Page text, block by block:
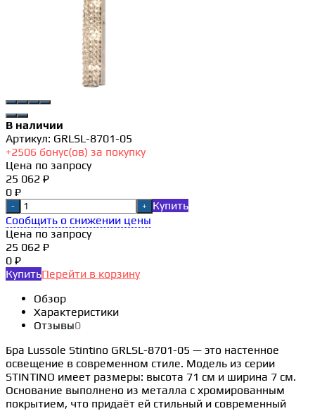
В наличии
Артикул: GRLSL-8701-05
+2506 бонус(ов) за покупку
Цена по запросу
25 062 ₽
0 ₽
- +
Купить
Сообщить о снижении цены
Цена по запросу
25 062 ₽
0 ₽
КупитьПерейти в корзину
Обзор
Характеристики
Отзывы0
Бра Lussole Stintino GRLSL-8701-05 — это настенное
освещение в современном стиле. Модель из серии
STINTINO имеет размеры: высота 71 см и ширина 7 см.
Основание выполнено из металла с хромированным
покрытием, что придаёт ей стильный и современный